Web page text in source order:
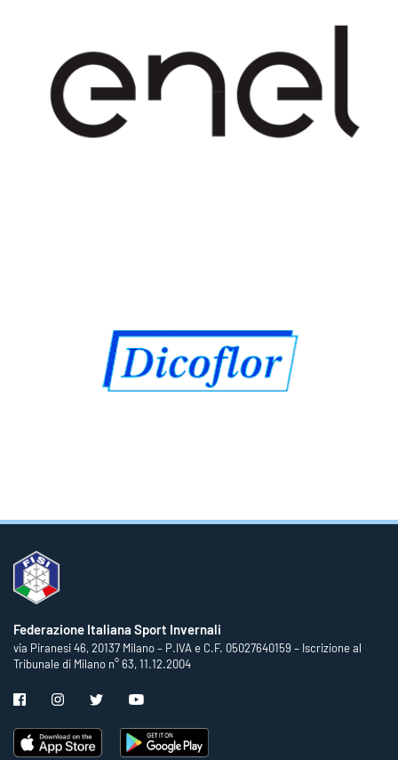
Federazione Italiana Sport Invernali
via Piranesi 46, 20137 Milano – P.IVA e C.F. 05027640159 – Iscrizione al
Tribunale di Milano n° 63, 11.12.2004